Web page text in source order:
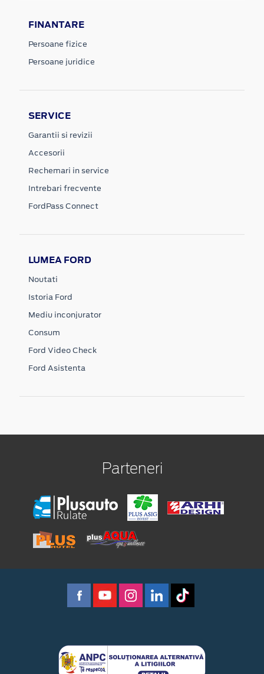
FINANTARE
Persoane fizice
Persoane juridice
SERVICE
Garantii si revizii
Accesorii
Rechemari in service
Intrebari frecvente
FordPass Connect
LUMEA FORD
Noutati
Istoria Ford
Mediu inconjurator
Consum
Ford Video Check
Ford Asistenta
Parteneri